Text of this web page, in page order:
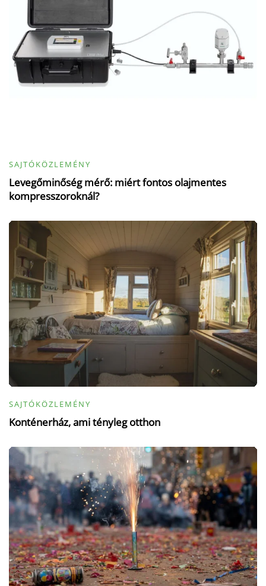
SAJTÓKÖZLEMÉNY
Levegőminőség mérő: miért fontos olajmentes
kompresszoroknál?
SAJTÓKÖZLEMÉNY
Konténerház, ami tényleg otthon